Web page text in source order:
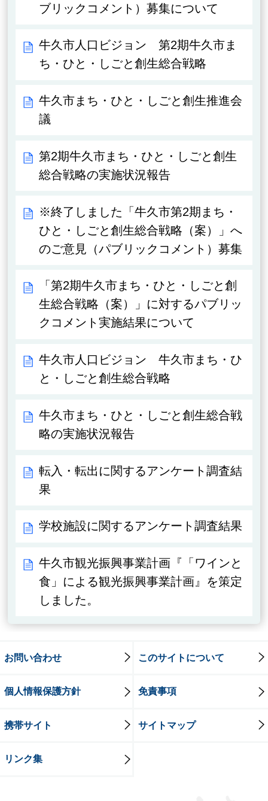
ブリックコメント）募集について
牛久市人口ビジョン 第2期牛久市ま
ち・ひと・しごと創生総合戦略
牛久市まち・ひと・しごと創生推進会
議
第2期牛久市まち・ひと・しごと創生
総合戦略の実施状況報告
※終了しました「牛久市第2期まち・
ひと・しごと創生総合戦略（案）」へ
のご意見（パブリックコメント）募集
「第2期牛久市まち・ひと・しごと創
生総合戦略（案）」に対するパブリッ
クコメント実施結果について
牛久市人口ビジョン 牛久市まち・ひ
と・しごと創生総合戦略
牛久市まち・ひと・しごと創生総合戦
略の実施状況報告
転入・転出に関するアンケート調査結
果
学校施設に関するアンケート調査結果
牛久市観光振興事業計画『「ワインと
食」による観光振興事業計画』を策定
しました。
お問い合わせ このサイトについて
個人情報保護方針 免責事項
携帯サイト サイトマップ
リンク集